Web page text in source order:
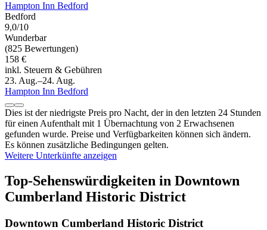
Hampton Inn Bedford
Bedford
9,0/10
Wunderbar
(825 Bewertungen)
158 €
inkl. Steuern & Gebühren
23. Aug.–24. Aug.
Hampton Inn Bedford
Dies ist der niedrigste Preis pro Nacht, der in den letzten 24 Stunden
für einen Aufenthalt mit 1 Übernachtung von 2 Erwachsenen
gefunden wurde. Preise und Verfügbarkeiten können sich ändern.
Es können zusätzliche Bedingungen gelten.
Weitere Unterkünfte anzeigen
Top-Sehenswürdigkeiten in Downtown
Cumberland Historic District
Downtown Cumberland Historic District